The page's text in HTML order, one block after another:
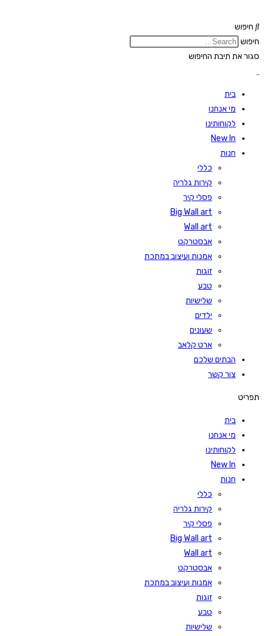
to
content
חיפוש
חיפוש
סגור את תיבת החיפוש
בית
מי אנחנו
לקוחותינו
New In
חנות
כללי
קירות גלריה
פסלי קיר
Big Wall art
Wall art
אבסטרקט
אמנות ועיצוב במתכת
זוגות
טבע
שלישיות
ילדים
שעונים
ארט קלאב
הבתים שלכם
צור קשר
תפריט
בית
מי אנחנו
לקוחותינו
New In
חנות
כללי
קירות גלריה
פסלי קיר
Big Wall art
Wall art
אבסטרקט
אמנות ועיצוב במתכת
זוגות
טבע
שלישיות